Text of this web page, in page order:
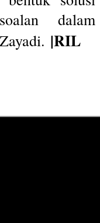
dalam
|RIL